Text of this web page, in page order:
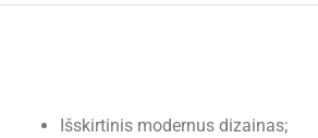
Išskirtinis modernus dizainas;